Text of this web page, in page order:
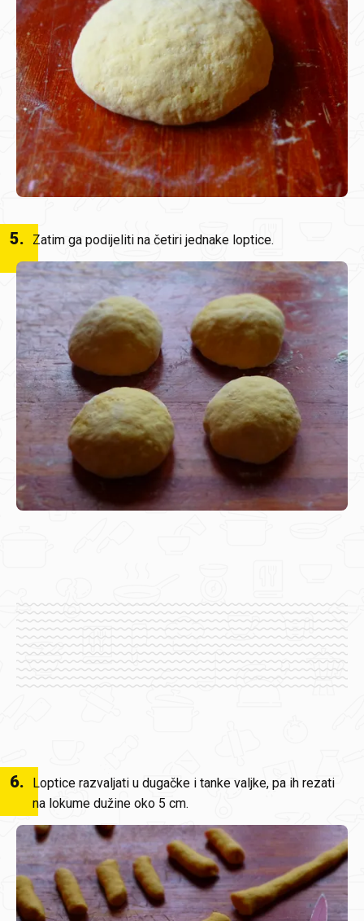
5. Zatim ga podijeliti na četiri jednake loptice.
6.
Loptice razvaljati u dugačke i tanke valjke, pa ih rezati
na lokume dužine oko 5 cm.